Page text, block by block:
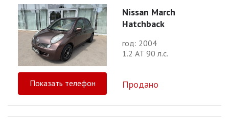
Nissan March
Hatchback
год: 2004
1.2 АТ 90 л.с.
Показать телефон Продано